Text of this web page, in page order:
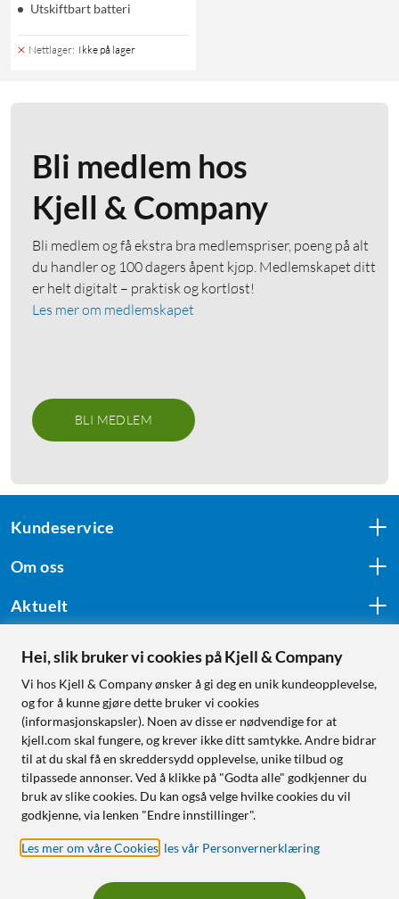
Utskiftbart batteri
Nettlager: Ikke på lager
Bli medlem hos
Kjell & Company
Bli medlem og få ekstra bra medlemspriser, poeng på alt
du handler og 100 dagers åpent kjøp. Medlemskapet ditt
er helt digitalt – praktisk og kortløst!
Les mer om medlemskapet
BLI MEDLEM
Kundeservice
Om oss
Aktuelt
Følg oss
Handle fra:
Sverige
Norge
Hei, slik bruker vi cookies på Kjell & Company
Vi hos Kjell & Company ønsker å gi deg en unik kundeopplevelse,
og for å kunne gjøre dette bruker vi cookies
(informasjonskapsler). Noen av disse er nødvendige for at
kjell.com skal fungere, og krever ikke ditt samtykke. Andre bidrar
til at du skal få en skreddersydd opplevelse, unike tilbud og
tilpassede annonser. Ved å klikke på "Godta alle" godkjenner du
bruk av slike cookies. Du kan også velge hvilke cookies du vil
godkjenne, via lenken "Endre innstillinger".
Les mer om våre Cookies les vår Personvernerklæring